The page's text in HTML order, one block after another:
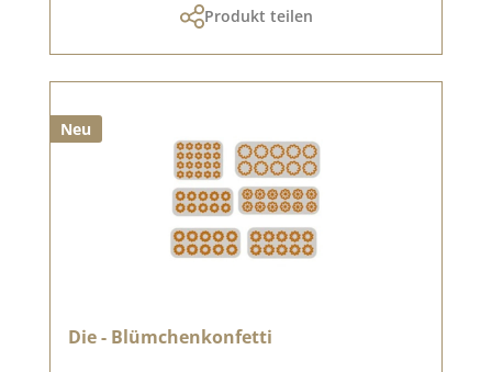
Produkt teilen
Neu
Die - Blümchenkonfetti